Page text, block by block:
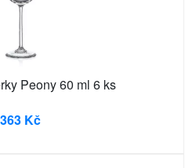
Peony 60 ml 6 ks
363 Kč